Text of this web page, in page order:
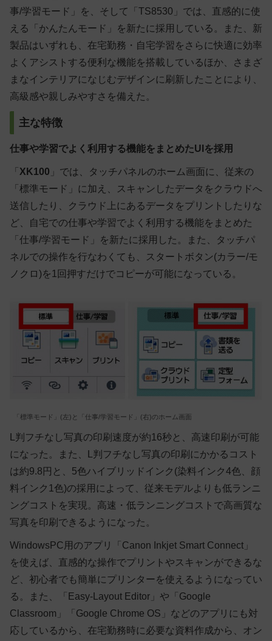
事/学習モード」を、そして「TS8530」では、直感的に使
える「かんたんモード」を新たに採用している。また、新
製品はいずれも、在宅勤務・自宅学習をさらに快適に効率
よくアシストする便利な機能を搭載しているほか、さまざ
まなインテリアになじむデザインに刷新したことにより、
高級感や親しみやすさを備えた。
主な特徴
仕事や学習でよく利用する機能をまとめたUIを採用
「 XK100 」では、タッチパネルのホーム画面に、従来の
「標準モード」に加え、スキャンしたデータをクラウドへ
送信したり、クラウド上にあるデータをプリントしたりな
ど、自宅での仕事や学習でよく利用する機能をまとめた
「仕事/学習モード」を新たに採用した。また、タッチパ
ネルでの操作を行なわくても、スタートボタン(カラー/モ
ノクロ)を1回押すだけでコピーが可能になっている。
「標準モード」(左)と「仕事/学習モード」(右)のホーム画面
L判フチなし写真の印刷速度が約16秒と、高速印刷が可能
になった。また、L判フチなし写真の印刷にかかるコスト
は約9.8円と、5色ハイブリッドインク(染料インク4色、顔
料インク1色)の採用によって、従来モデルよりも低ランニ
ングコストを実現。高速・低ランニングコストで高画質な
写真を印刷できるようになった。
WindowsPC用のアプリ「Canon Inkjet Smart Connect」
を使えば、直感的な操作でプリントやスキャンができるな
ど、初心者でも簡単にプリンターを使えるようになってい
る。また、「Easy-Layout Editor」や「Google
Classroom」「Google Chrome OS」などのアプリにも対
応しているから、在宅勤務時に必要な資料作成から、オン